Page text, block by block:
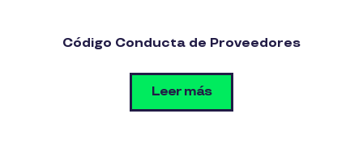
Código Conducta de Proveedores
Leer más